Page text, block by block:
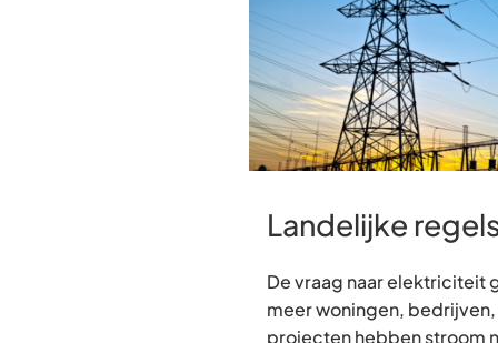
Landelijke
De vraag naar elektriciteit
meer woningen,
projecten hebben stroom